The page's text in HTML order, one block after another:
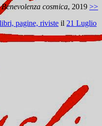
Benevolenza cosmica, 2019 >>
libri, pagine, riviste il 21 Luglio